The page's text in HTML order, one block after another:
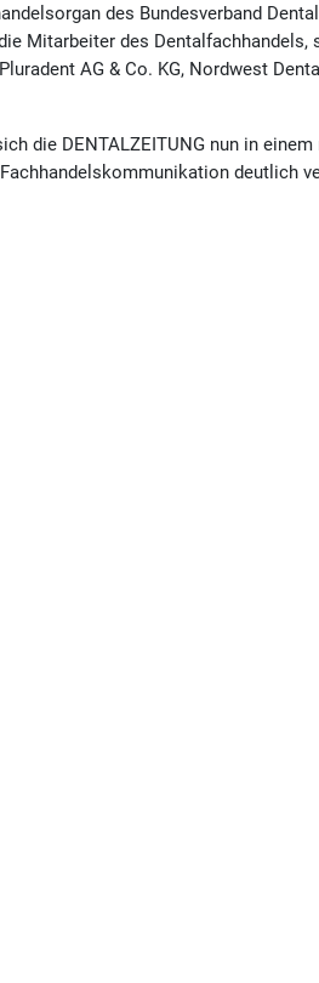
des Bundesverband
Mitarbeiter des Dentalfachhandels,
AG & Co. KG, Nordwest
die DENTALZEITUNG nun in
deutlich